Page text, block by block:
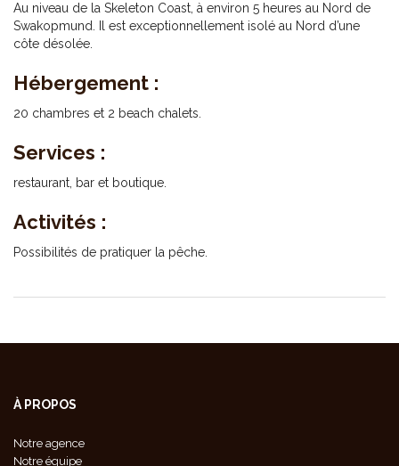
Au niveau de la Skeleton Coast, à environ 5 heures au Nord de
Swakopmund. Il est exceptionnellement isolé au Nord d’une
côte désolée.
Hébergement :
20 chambres et 2 beach chalets.
Services :
restaurant, bar et boutique.
Activités :
Possibilités de pratiquer la pêche.
À PROPOS
Notre agence
Notre équipe